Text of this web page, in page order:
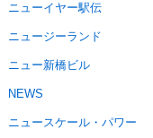
ニューイヤー駅伝
ニュージーランド
ニュー新橋ビル
NEWS
ニュースケール・パワー